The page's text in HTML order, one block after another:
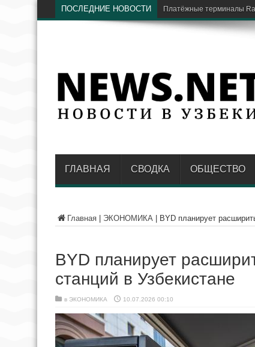
ПОСЛЕДНИЕ НОВОСТИ В Национальном парке
ГЛАВНАЯ СВОДКА ОБЩЕСТВО
Главная ЭКОНОМИКА BYD планирует
BYD планирует
станций в Узбекистане
в ЭКОНОМИКА 10.07.2026 00:10